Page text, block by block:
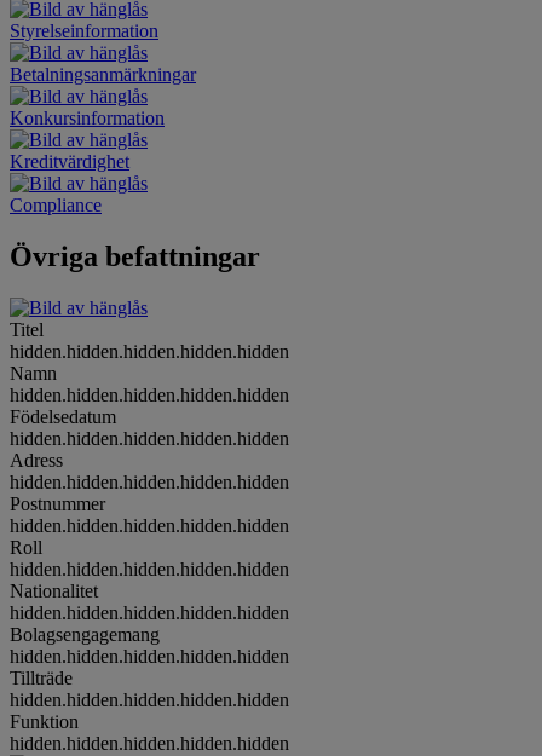
Styrelseinformation
Betalningsanmärkningar
Konkursinformation
Kreditvärdighet
Compliance
Övriga befattningar
Titel
hidden.hidden.hidden.hidden.hidden
Namn
hidden.hidden.hidden.hidden.hidden
Födelsedatum
hidden.hidden.hidden.hidden.hidden
Adress
hidden.hidden.hidden.hidden.hidden
Postnummer
hidden.hidden.hidden.hidden.hidden
Roll
hidden.hidden.hidden.hidden.hidden
Nationalitet
hidden.hidden.hidden.hidden.hidden
Bolagsengagemang
hidden.hidden.hidden.hidden.hidden
Tillträde
hidden.hidden.hidden.hidden.hidden
Funktion
hidden.hidden.hidden.hidden.hidden